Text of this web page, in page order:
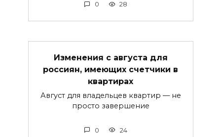
0 28
Изменения с августа для
россиян, имеющих счетчики в
квартирах
Август для владельцев квартир — не
просто завершение
0 24